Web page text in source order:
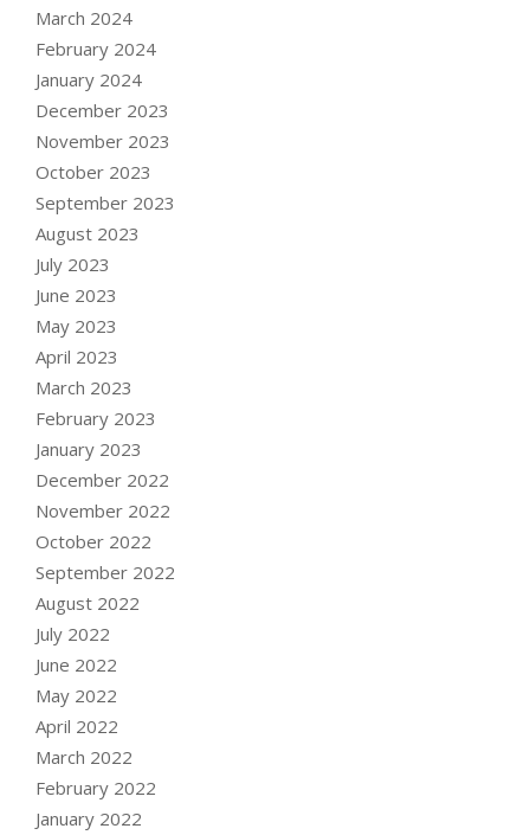
March 2024
February 2024
January 2024
December 2023
November 2023
October 2023
September 2023
August 2023
July 2023
June 2023
May 2023
April 2023
March 2023
February 2023
January 2023
December 2022
November 2022
October 2022
September 2022
August 2022
July 2022
June 2022
May 2022
April 2022
March 2022
February 2022
January 2022